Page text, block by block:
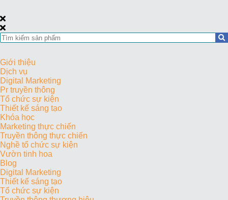
Giới thiệu
Dịch vụ
Digital Marketing
Pr truyền thông
Tổ chức sự kiện
Thiết kế sáng tạo
Khóa học
Marketing thực chiến
Truyền thông thực chiến
Nghề tổ chức sự kiện
Vườn tinh hoa
Blog
Digital Marketing
Thiết kế sáng tạo
Tổ chức sự kiện